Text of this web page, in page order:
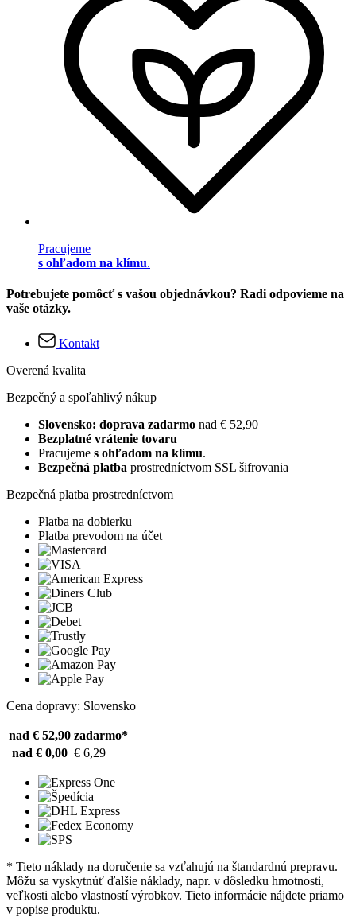
Pracujeme
s ohľadom na klímu.
Potrebujete pomôcť s vašou objednávkou? Radi odpovieme na
vaše otázky.
Kontakt
Overená kvalita
Bezpečný a spoľahlivý nákup
Slovensko: doprava zadarmo nad € 52,90
Bezplatné vrátenie tovaru
Pracujeme s ohľadom na klímu.
Bezpečná platba prostredníctvom SSL šifrovania
Bezpečná platba prostredníctvom
Platba na dobierku
Platba prevodom na účet
Cena dopravy: Slovensko
nad € 52,90 zadarmo*
nad € 0,00 € 6,29
* Tieto náklady na doručenie sa vzťahujú na štandardnú prepravu.
Môžu sa vyskytnúť ďalšie náklady, napr. v dôsledku hmotnosti,
veľkosti alebo vlastností výrobkov. Tieto informácie nájdete priamo
v popise produktu.